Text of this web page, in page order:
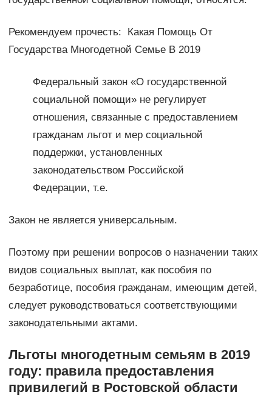
Рекомендуем прочесть: Какая Помощь От
Государства Многодетной Семье В 2019
Федеральный закон «О государственной
социальной помощи» не регулирует
отношения, связанные с предоставлением
гражданам льгот и мер социальной
поддержки, установленных
законодательством Российской
Федерации, т.е.
Закон не является универсальным.
Поэтому при решении вопросов о назначении таких
видов социальных выплат, как пособия по
безработице, пособия гражданам, имеющим детей,
следует руководствоваться соответствующими
законодательными актами.
Льготы многодетным семьям в 2019
году: правила предоставления
привилегий в Ростовской области